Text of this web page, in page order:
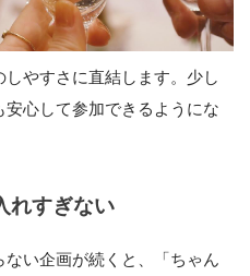
やすさに直結します。少し
心して参加できるようにな
れすぎない
い企画が続くと、「ちゃん